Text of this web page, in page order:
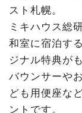
スト札幌。
ミキハウス総
和室に宿泊す
ジナル特典が
バウンサーや
ども用便座な
ントです。